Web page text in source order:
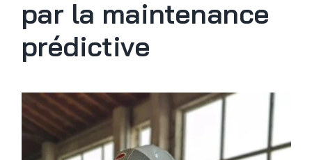
par la maintenance
prédictive